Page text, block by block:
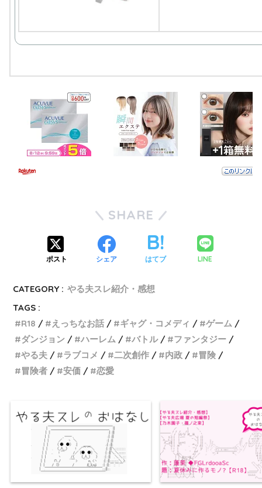
SHARE
ポスト シェア はてブ LINE
CATEGORY : やる夫スレ紹介・感想
TAGS :
R18
えっちなお話 ギャグ・コメディ
ゲーム
ダンジョン
ハーレム バトル
ファンタジー
やる夫
ラブコメ 二次創作 内政
冒険
冒険者
安価 恋愛